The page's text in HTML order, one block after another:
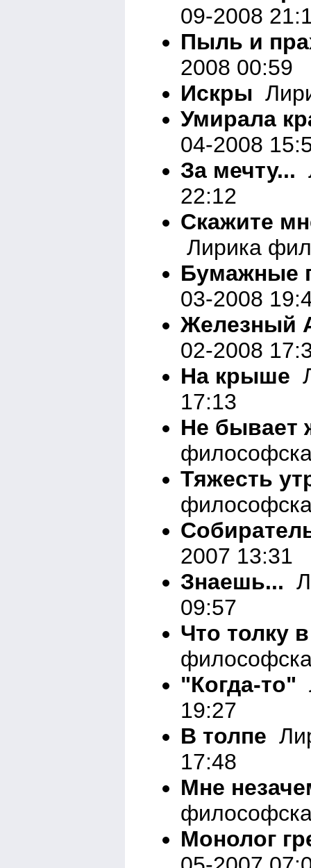
09-2008
Пыль и
2008 00:59
Искры
Умирала
04-2008
За мечту...
22:12
Скажите
Лирика
Бумажные
03-2008
Железный
02-2008
На крыше
17:13
Не бывает
Тяжесть
2007 13:31
Знаешь...
09:57
Что толку
"Когда-то"
19:27
В толпе
17:48
Мне
Монолог